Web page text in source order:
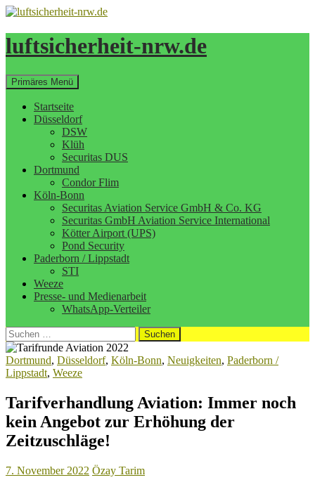
Zum
springen
luftsicherheit-nrw.de
Suchen
Primäres Menü
Startseite
Düsseldorf
DSW
Klüh
Securitas DUS
Dortmund
Condor Flim
Köln-Bonn
Securitas Aviation Service GmbH & Co. KG
Securitas GmbH Aviation Service International
Kötter Airport (UPS)
Pond Security
Paderborn / Lippstadt
STI
Weeze
Presse- und Medienarbeit
WhatsApp-Verteiler
Suchen
nach:
Dortmund, Düsseldorf, Köln-Bonn, Neuigkeiten, Paderborn /
Lippstadt, Weeze
Tarifverhandlung Aviation: Immer noch
kein Angebot zur Erhöhung der
Zeitzuschläge!
7. November 2022 Özay Tarim